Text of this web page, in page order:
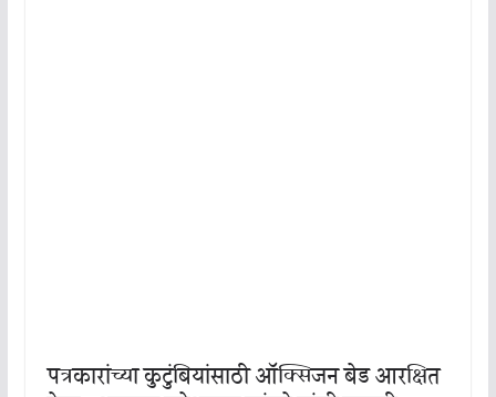
पत्रकारांच्या कुटुंबियांसाठी ऑक्सिजन बेड आरक्षित